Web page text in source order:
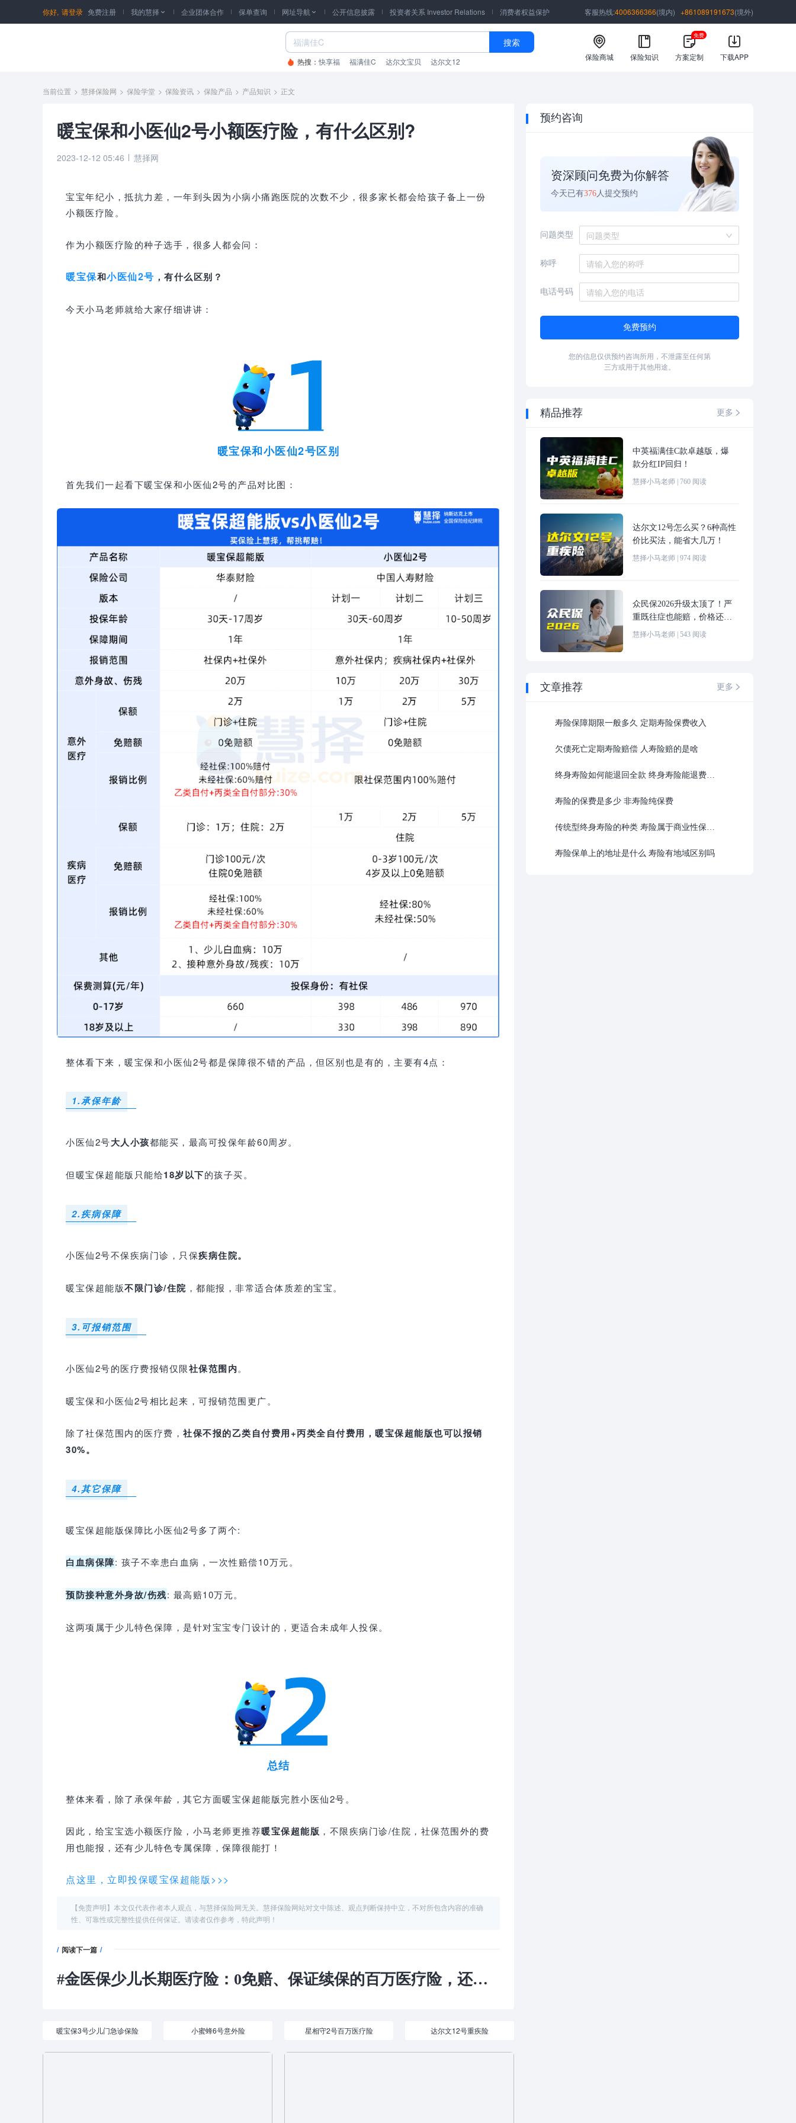
你好, 请登录 免费注册 我的慧择  企业团体合作 保单查询 网址导航  公开信息披露 投资者关系 Investor Relations 消费者权益保护 客服热线:4006366366(境内) +861089191673(境外)
搜索
热搜：快享福 福满佳C 达尔文宝贝 达尔文12 保险商城 保险知识 方案定制
免费
下载APP
当前位置 > 慧择保险网 > 保险学堂 > 保险资讯 > 保险产品 > 产品知识 > 正文
暖宝保和小医仙2号小额医疗险，有什么区别?
2023-12-12 05:46 慧择网
宝宝年纪小，抵抗力差，一年到头因为小病小痛跑医院的次数不少，很多家长都会给孩子备上一份
小额医疗险。
作为小额医疗险的种子选手，很多人都会问：
暖宝保和小医仙2号 ，有什么区别？
今天小马老师就给大家仔细讲讲：
暖宝保和小医仙2号区别
首先我们一起看下暖宝保和小医仙2号的产品对比图：
整体看下来，暖宝保和小医仙2号都是保障很不错的产品，但区别也是有的，主要有4点：
1.承保年龄
小医仙2号大人小孩都能买，最高可投保年龄60周岁。
但暖宝保超能版只能给18岁以下的孩子买。
2.疾病保障
小医仙2号不保疾病门诊，只保疾病住院。
暖宝保超能版不限门诊/住院 ，都能报，非常适合体质差的宝宝。
3.可报销范围
小医仙2号的医疗费报销仅限社保范围内。
暖宝保和小医仙2号相比起来，可报销范围更广。
除了社保范围内的医疗费， 社保不报的乙类自付费用+丙类全自付费用，暖宝保超能版也可以报销
30%。
4.其它保障
暖宝保超能版保障比小医仙2号多了两个:
白血病保障: 孩子不幸患白血病，一次性赔偿10万元。
预防接种意外身故/伤残: 最高赔10万元。
这两项属于少儿特色保障，是针对宝宝专门设计的，更适合未成年人投保。
总结
整体来看，除了承保年龄，其它方面暖宝保超能版完胜小医仙2号。
因此，给宝宝选小额医疗险，小马老师更推荐暖宝保超能版 ，不限疾病门诊/住院，社保范围外的费
用也能报，还有少儿特色专属保障，保障很能打！
点这里，立即投保暖宝保超能版>>>
【免责声明】本文仅代表作者本人观点，与慧择保险网无关。慧择保险网站对文中陈述、观点判断保持中立，不对所包含内容的准确
性、可靠性或完整性提供任何保证。请读者仅作参考，特此声明！
/ 阅读下一篇 /
#金医保少儿长期医疗险：0免赔、保证续保的百万医疗险，还挺香！
暖宝保3号少儿门急诊保险 小蜜蜂6号意外险 星相守2号百万医疗险 达尔文12号重疾险
预约咨询
资深顾问免费为你解答
今天已有376人提交预约
问题类型 问题类型
称呼
电话号码
免费预约
您的信息仅供预约咨询所用，不泄露至任何第
三方或用于其他用途。
精品推荐 更多 
中英福满佳C款卓越版，爆
款分红IP回归！
慧择小马老师 760 阅读
达尔文12号怎么买？6种高性
价比买法，能省大几万！
慧择小马老师 974 阅读
众民保2026升级太顶了！严
重既往症也能赔，价格还更
便宜！
慧择小马老师 543 阅读
文章推荐 更多 
寿险保障期限一般多久 定期寿险保费收入
欠债死亡定期寿险赔偿 人寿险赔的是啥
终身寿险如何能退回全款 终身寿险能退费吗多少钱
寿险的保费是多少 非寿险纯保费
传统型终身寿险的种类 寿险属于商业性保险吗
寿险保单上的地址是什么 寿险有地域区别吗